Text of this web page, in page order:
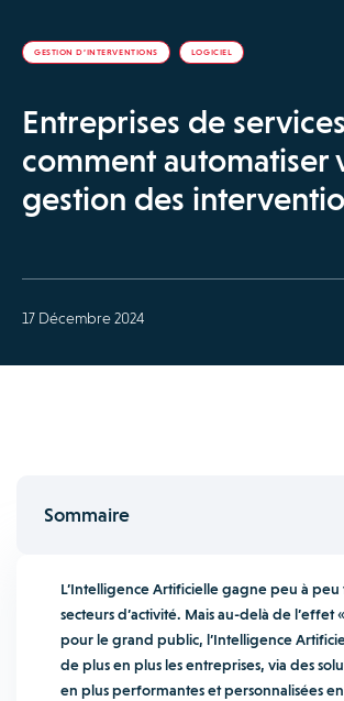
GESTION D’INTERVENTIONS LOGICIEL
Entreprises de
comment automatiser
gestion des
17 Décembre 2024
Sommaire
L’Intelligence Artificielle gagne peu à peu
secteurs d’activité. Mais au-delà de l’effet
pour le grand public, l’Intelligence
de plus en plus les entreprises, via des
en plus performantes et personnalisées